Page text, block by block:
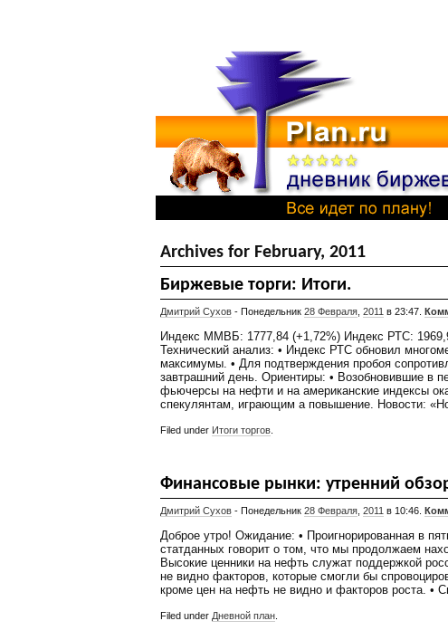
Archives for February, 2011
Биржевые торги: Итоги.
Дмитрий Сухов - Понедельник 28 Февраля 2011 в 23:47.
Индекс ММВБ: 1777,84 (+1,72%) Индекс РТС:
Технический анализ: • Индекс РТС обновил
максимумы. • Для подтверждения пробоя
завтрашний день. Ориентиры: • Возобновившие в
фьючерсы на нефти и на американские индексы
спекулянтам, играющим а повышение. Новости:
Filed under Итоги торгов
Финансовые рынки: утренний
Дмитрий Сухов - Понедельник 28 Февраля 2011 в 10:46.
Доброе утро! Ожидание: • Проигнорированная в
статданных говорит о том, что мы продолжаем
Высокие ценники на нефть служат поддержкой
не видно факторов, которые смогли бы
кроме цен на нефть не видно и факторов роста. •
Filed under Дневной план